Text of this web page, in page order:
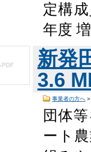
定構
年度
新発
3.6
事業者の方へ>
団体
ート